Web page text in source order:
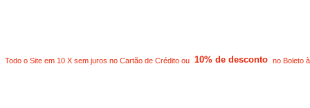
Todo o Site em 10 X sem juros no Cartão de Crédito ou 10% de desconto no Boleto